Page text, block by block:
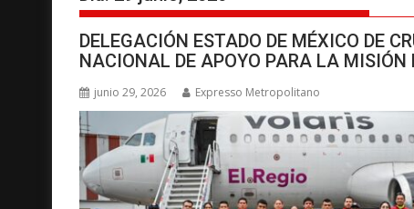
DELEGACIÓN ESTADO DE MÉXICO DE
NACIONAL DE APOYO PARA LA
junio 29, 2026 Expresso Metropolitano